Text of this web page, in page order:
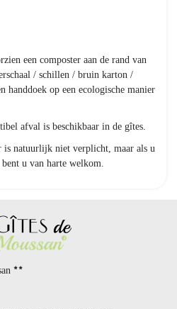
een composter aan de rand van
/ schillen / bruin karton /
handdoek op een ecologische manier
afval is beschikbaar in de gîtes.
is natuurlijk niet verplicht, maar als u
u van harte welkom.